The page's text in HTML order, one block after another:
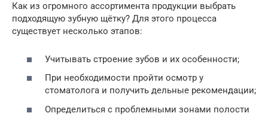
Как из огромного ассортимента продукции выбрать
подходящую зубную щётку? Для этого процесса
существует несколько этапов:
Учитывать строение зубов и их особенности;
При необходимости пройти осмотр у
стоматолога и получить дельные рекомендации;
Определиться с проблемными зонами полости